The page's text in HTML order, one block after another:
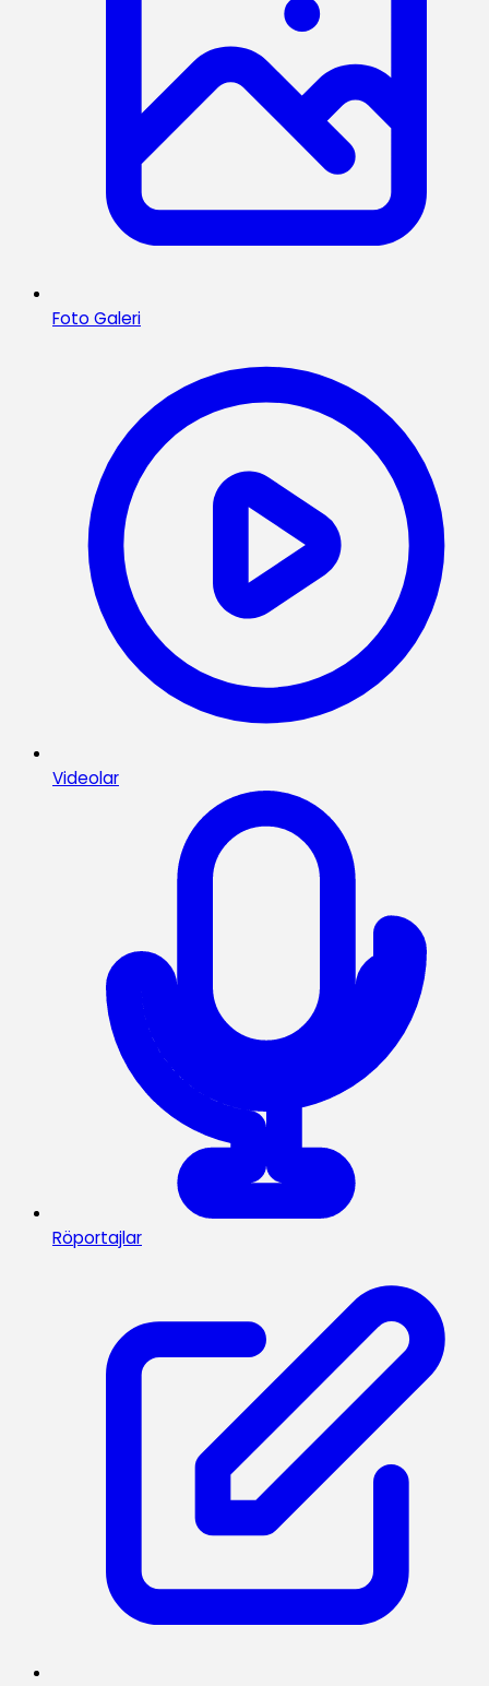
Foto Galeri
Videolar
Röportajlar